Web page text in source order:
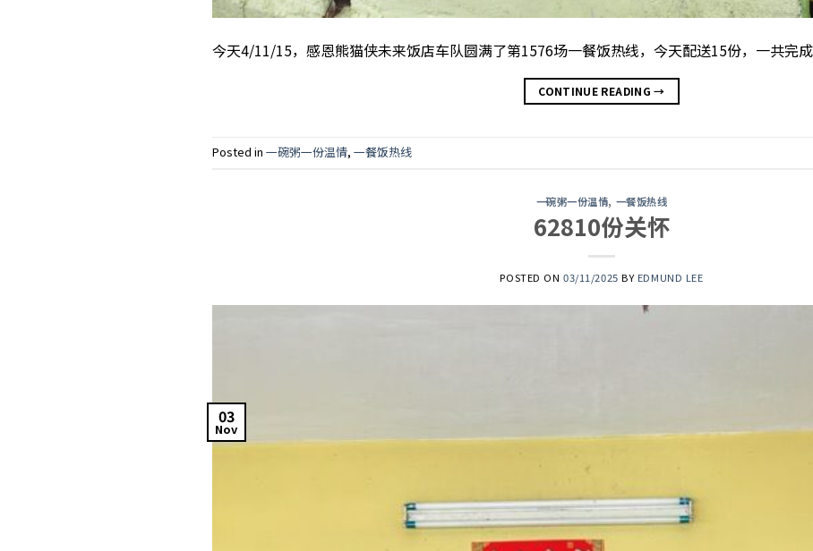
今天4/11/15，感恩熊猫侠未来饭店车队圆满了第1576场一餐饭热线，今天配送15份，一共完成
CONTINUE READING→
Posted in 一碗粥一份温情, 一餐饭热线
一碗粥一份温情, 一餐饭热线
62810份关怀
POSTED ON03/11/2025 BY EDMUND LEE
03
Nov